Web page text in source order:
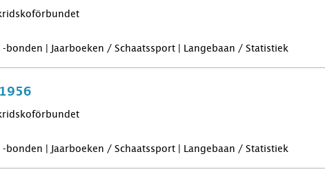
-bonden | Jaarboeken / Schaatssport | Langebaan / Statistiek
-bonden | Jaarboeken / Schaatssport | Langebaan / Statistiek